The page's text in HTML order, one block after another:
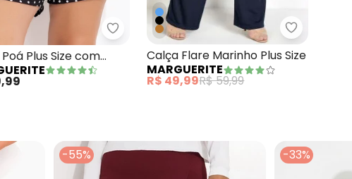
Preto Plus Size com Bolsos Decorativos
Marguerite - Short Poá Plus Size com
Plus Size com
Decorativos
Marguerite
Calça Flare Marinho Plus Size
MARGUERITE
R$ 49,99R$ 59,99
-55% -33%